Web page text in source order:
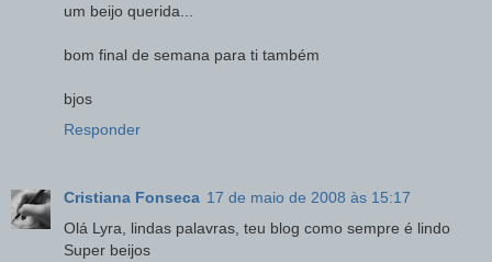
um beijo querida...
bom final de semana para ti também
bjos
Responder
Cristiana Fonseca 17 de maio de 2008 às 15:17
Olá Lyra, lindas palavras, teu blog como sempre é lindo
Super beijos